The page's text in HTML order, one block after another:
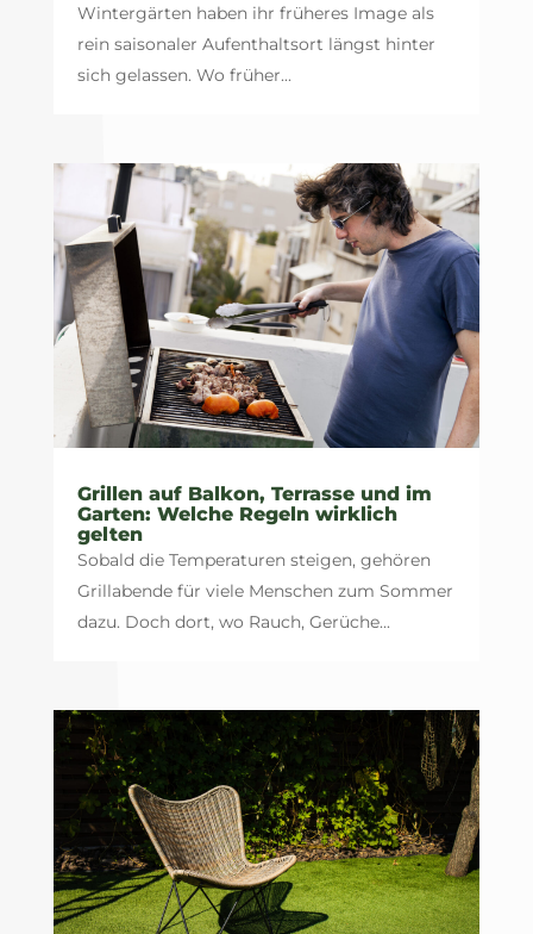
Wintergärten haben ihr früheres Image als
rein saisonaler Aufenthaltsort längst hinter
sich gelassen. Wo früher...
Grillen auf Balkon, Terrasse und im
Garten: Welche Regeln wirklich
gelten
Sobald die Temperaturen steigen, gehören
Grillabende für viele Menschen zum Sommer
dazu. Doch dort, wo Rauch, Gerüche...